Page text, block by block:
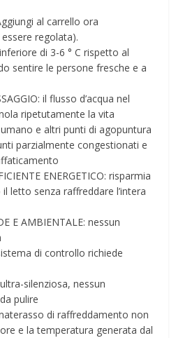
al carrello ora
regolata).
di 3-6 ° C rispetto al
sentire le persone fresche e a
il flusso d’acqua nel
ripetutamente la vita
e altri punti di agopuntura
parzialmente congestionati e
ENERGETICO: risparmia
letto senza raffreddare l’intera
E AMBIENTALE: nessun
di controllo richiede
silenziosa, nessun
pulire
di raffreddamento non
e la temperatura generata dal